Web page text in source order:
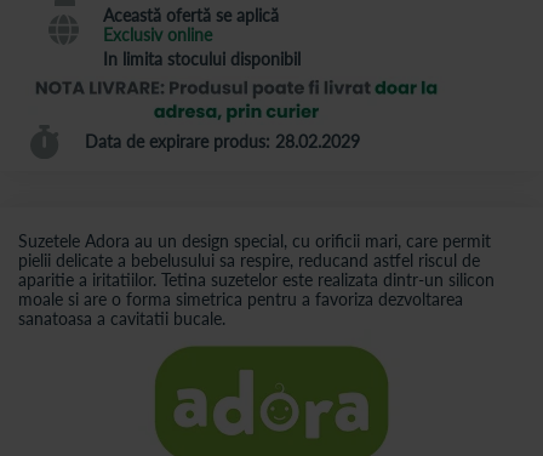
Această ofertă se aplică
Exclusiv online
In limita stocului disponibil
Data de expirare produs: 28.02.2029
Suzetele Adora au un design special, cu orificii mari, care permit
pielii delicate a bebelusului sa respire, reducand astfel riscul de
aparitie a iritatiilor. Tetina suzetelor este realizata dintr-un silicon
moale si are o forma simetrica pentru a favoriza dezvoltarea
sanatoasa a cavitatii bucale.